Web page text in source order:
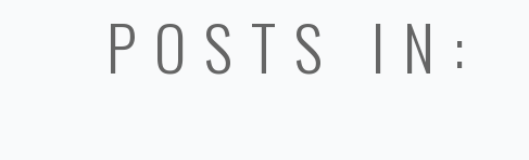
POSTS IN: